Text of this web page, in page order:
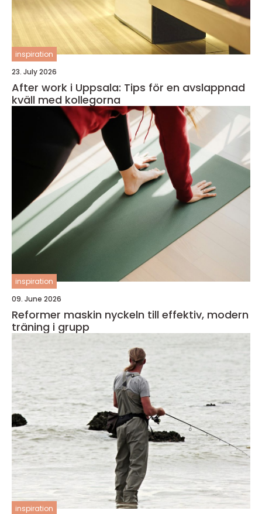
inspiration
23. July 2026
After work i Uppsala: Tips för en avslappnad
kväll med kollegorna
inspiration
09. June 2026
Reformer maskin nyckeln till effektiv, modern
träning i grupp
inspiration